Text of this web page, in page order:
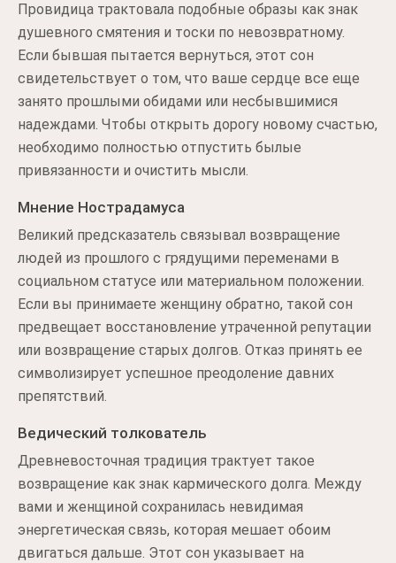
Провидица трактовала подобные образы как знак
душевного смятения и тоски по невозвратному.
Если бывшая пытается вернуться, этот сон
свидетельствует о том, что ваше сердце все еще
занято прошлыми обидами или несбывшимися
надеждами. Чтобы открыть дорогу новому счастью,
необходимо полностью отпустить былые
привязанности и очистить мысли.
Мнение Нострадамуса
Великий предсказатель связывал возвращение
людей из прошлого с грядущими переменами в
социальном статусе или материальном положении.
Если вы принимаете женщину обратно, такой сон
предвещает восстановление утраченной репутации
или возвращение старых долгов. Отказ принять ее
символизирует успешное преодоление давних
препятствий.
Ведический толкователь
Древневосточная традиция трактует такое
возвращение как знак кармического долга. Между
вами и женщиной сохранилась невидимая
энергетическая связь, которая мешает обоим
двигаться дальше. Этот сон указывает на